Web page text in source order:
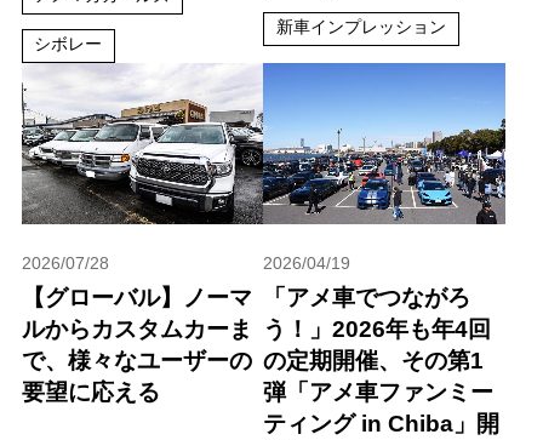
シボレー
新車インプレッション
2026/07/28
【グローバル】ノーマ
ルからカスタムカーま
で、様々なユーザーの
要望に応える
2026/04/19
「アメ車でつながろ
う！」2026年も年4回
の定期開催、その第1
弾「アメ車ファンミー
ティング in Chiba」開